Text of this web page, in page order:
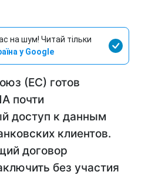
на шум! Читай тільки
у Google
(ЕС) готов
почти
доступ к данным
клиентов.
договор
без участия